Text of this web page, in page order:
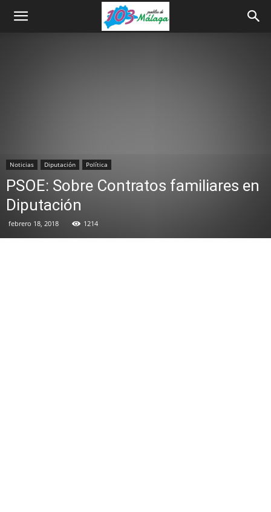
Noticias Diputación Política
PSOE: Sobre Contratos familiares en
Diputación
febrero 18, 2018 1214